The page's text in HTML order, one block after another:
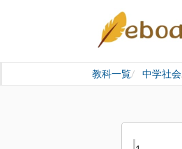
教科一覧 中学社会